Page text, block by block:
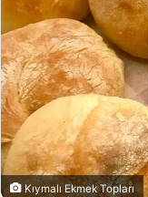
Kıymalı Ekmek Topları